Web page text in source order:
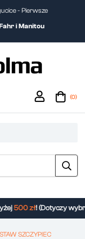
- Pierwsze
i Manitou
(0)
500 zł! (Dotyczy
SZCZYPIEC